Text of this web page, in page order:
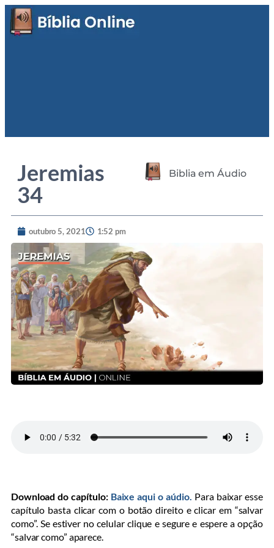
Jeremias
34
Biblia em Áudio
outubro 5, 2021 1:52 pm
Download do capítulo: Baixe aqui o aúdio. Para baixar esse
capítulo basta clicar com o botão direito e clicar em “salvar
como”. Se estiver no celular clique e segure e espere a opção
“salvar como” aparece.